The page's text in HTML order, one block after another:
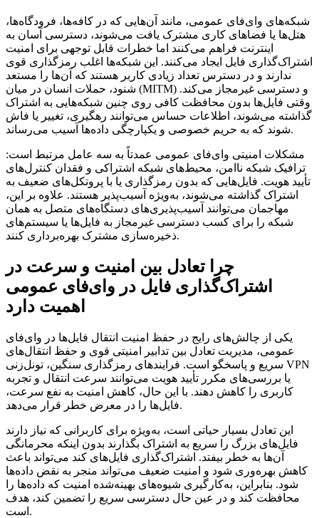
شبکه‌های وای‌فای عمومی، مانند آن‌هایی که در کافه‌ها، فرودگاه‌ها،
هتل‌ها یا فضاهای کاری مشترک یافت می‌شوند، دسترسی آسان به
اینترنت فراهم می‌کنند اما خطرات قابل توجهی برای امنیت
اشتراک‌گذاری فایل ایجاد می‌کنند. این شبکه‌ها اغلب رمزگذاری قوی
ندارند و در دسترس تعداد زیادی کاربر هستند که آن‌ها را مستعد
شنود، حملات انسان در میان (MITM) و دسترسی غیرمجاز می‌کند.
وقتی فایل‌ها بدون محافظت کافی روی چنین شبکه‌هایی به اشتراک
گذاشته می‌شوند، اطلاعات حساس می‌توانند رهگیری، تغییر یا فاش
شوند که به حریم خصوصی و یکپارچگی داده‌ها آسیب می‌رساند.
مشکلات امنیتی وای‌فای عمومی عمدتاً به سه عامل مرتبط است:
ترافیک شبکه ناامن، محیط‌های شبکه اشتراکی و فقدان کنترل‌های
تأیید هویت. فایل‌هایی که بدون رمزگذاری یا با پروتکل‌های ضعیف به
اشتراک گذاشته می‌شوند، به‌ویژه آسیب‌پذیر هستند. علاوه بر این،
مهاجمان می‌توانند آسیب‌پذیری‌های دستگاه‌های متصل به همان
شبکه را برای کسب دسترسی غیرمجاز به فایل‌ها یا سیستم‌های
ذخیره‌سازی مشترک بهره‌برداری کنند.
چرا تعادل بین امنیت و سرعت در
اشتراک‌گذاری فایل در وای‌فای عمومی
اهمیت دارد
یکی از چالش‌های رایج در حفظ امنیت انتقال فایل‌ها در وای‌فای
عمومی، مدیریت تعادل بین تدابیر امنیتی قوی و حفظ انتقال‌های
سریع و پاسخگو است. فرایندهای رمزگذاری سنگین، تونل‌زنی VPN
یا بررسی‌های مکرر تأیید هویت می‌توانند سرعت انتقال و تجربه
کاربری را کاهش دهند. با این حال، کاهش امنیت به نفع سرعت،
فایل‌ها را در معرض خطر قرار می‌دهد.
این تعادل بسیار حیاتی است، به‌ویژه برای کاربرانی که نیاز دارند
فایل‌های بزرگ را سریع به اشتراک بگذارند بدون اینکه محرمانگی
آن‌ها به خطر بیفتد. اشتراک‌گذاری فایل‌های کند می‌تواند باعث
کاهش بهره‌وری شود و امنیت ضعیف می‌تواند منجر به نقض داده‌ها
شود. بنابراین، به‌کارگیری شیوه‌های بهینه‌شده امنیت که داده‌ها را
محافظت کند و در عین حال دسترسی سریع را تضمین کند، هدف
است.